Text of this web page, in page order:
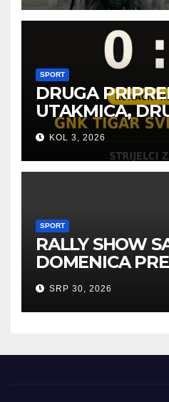
SPORT
DRUGA
UTAKMICA,
POBJEDA ZA
KOL 3, 2026
SPORT
RALLY SHOW
DOMENICA
U AUSTRIJI
SRP 30, 2026